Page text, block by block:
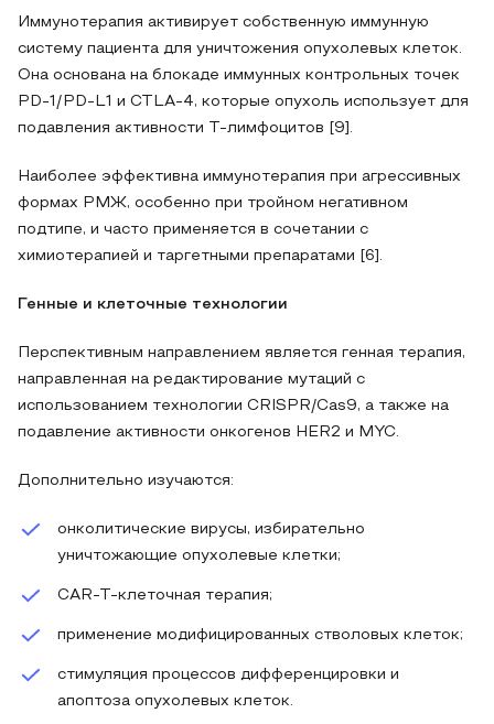
Иммунотерапия активирует собственную иммунную
систему пациента для уничтожения опухолевых клеток.
Она основана на блокаде иммунных контрольных точек
PD-1/PD-L1 и CTLA-4, которые опухоль использует для
подавления активности Т-лимфоцитов [9].
Наиболее эффективна иммунотерапия при агрессивных
формах РМЖ, особенно при тройном негативном
подтипе, и часто применяется в сочетании с
химиотерапией и таргетными препаратами [6].
Генные и клеточные технологии
Перспективным направлением является генная терапия,
направленная на редактирование мутаций с
использованием технологии CRISPR/Cas9, а также на
подавление активности онкогенов HER2 и MYC.
Дополнительно изучаются:
онколитические вирусы, избирательно
уничтожающие опухолевые клетки;
CAR-T-клеточная терапия;
применение модифицированных стволовых клеток;
стимуляция процессов дифференцировки и
апоптоза опухолевых клеток.